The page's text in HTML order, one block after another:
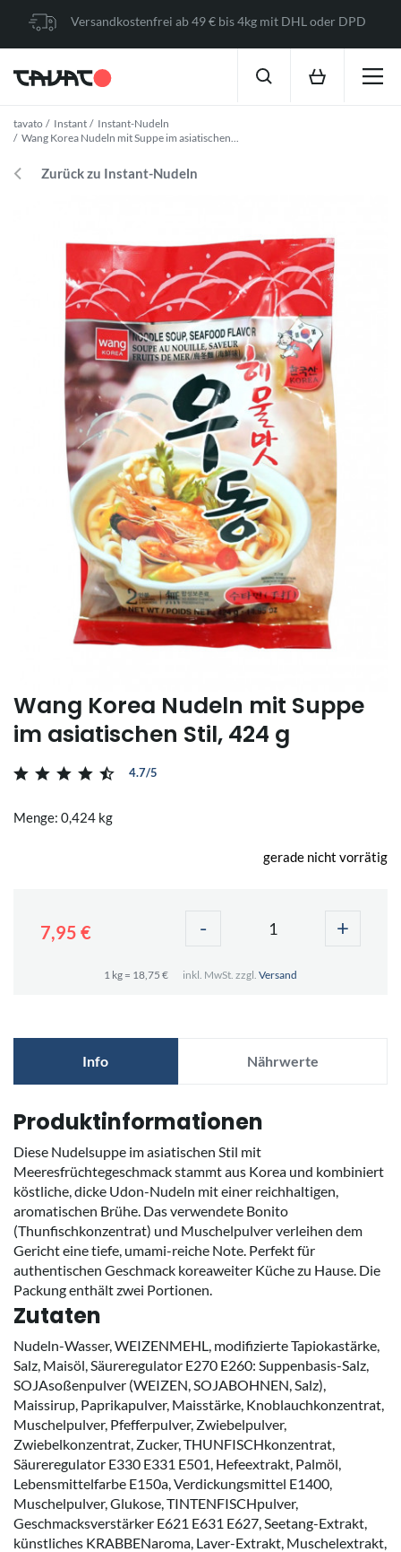
Versandkostenfrei ab 49 € bis 4kg mit DHL oder DPD
tavato Instant
Instant-Nudeln
Wang Korea Nudeln mit Suppe im asiatischen...
Zurück zu Instant-Nudeln
Wang Korea Nudeln mit Suppe
im asiatischen Stil, 424 g
4.7/5
Menge: 0,424 kg
gerade nicht vorrätig
7,95 € - +
1 kg = 18,75 € inkl. MwSt. zzgl. Versand
Info Nährwerte
Produktinformationen
Diese Nudelsuppe im asiatischen Stil mit
Meeresfrüchtegeschmack stammt aus Korea und kombiniert
köstliche, dicke Udon-Nudeln mit einer reichhaltigen,
aromatischen Brühe. Das verwendete Bonito
(Thunfischkonzentrat) und Muschelpulver verleihen dem
Gericht eine tiefe, umami-reiche Note. Perfekt für
authentischen Geschmack koreaweiter Küche zu Hause. Die
Packung enthält zwei Portionen.
Zutaten
Nudeln-Wasser, WEIZENMEHL, modifizierte Tapiokastärke,
Salz, Maisöl, Säureregulator E270 E260: Suppenbasis-Salz,
SOJAsoßenpulver (WEIZEN, SOJABOHNEN, Salz),
Maissirup, Paprikapulver, Maisstärke, Knoblauchkonzentrat,
Muschelpulver, Pfefferpulver, Zwiebelpulver,
Zwiebelkonzentrat, Zucker, THUNFISCHkonzentrat,
Säureregulator E330 E331 E501, Hefeextrakt, Palmöl,
Lebensmittelfarbe E150a, Verdickungsmittel E1400,
Muschelpulver, Glukose, TINTENFISCHpulver,
Geschmacksverstärker E621 E631 E627, Seetang-Extrakt,
künstliches KRABBENaroma, Laver-Extrakt, Muschelextrakt,